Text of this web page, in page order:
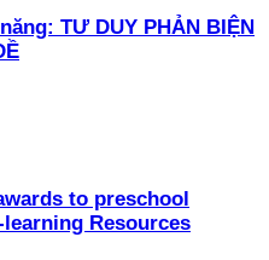
TƯ DUY PHẢN BIỆN
to preschool
Resources